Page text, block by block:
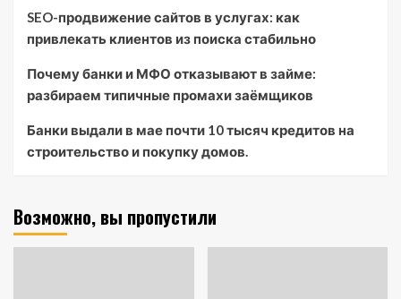
SEO-продвижение сайтов в услугах: как
привлекать клиентов из поиска стабильно
Почему банки и МФО отказывают в займе:
разбираем типичные промахи заёмщиков
Банки выдали в мае почти 10 тысяч кредитов на
строительство и покупку домов.
Возможно, вы пропустили